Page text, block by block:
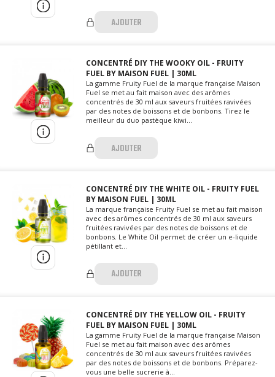
AJOUTER
CONCENTRÉ DIY THE WOOKY OIL - FRUITY
FUEL BY MAISON FUEL | 30ML
La gamme Fruity Fuel de la marque française Maison
Fuel se met au fait maison avec des arômes
concentrés de 30 ml aux saveurs fruitées ravivées
par des notes de boissons et de bonbons. Tirez le
meilleur du duo pastèque kiwi...
AJOUTER
CONCENTRÉ DIY THE WHITE OIL - FRUITY FUEL
BY MAISON FUEL | 30ML
La marque française Fruity Fuel se met au fait maison
avec des arômes concentrés de 30 ml aux saveurs
fruitées ravivées par des notes de boissons et de
bonbons. Le White Oil permet de créer un e-liquide
pétillant et...
AJOUTER
CONCENTRÉ DIY THE YELLOW OIL - FRUITY
FUEL BY MAISON FUEL | 30ML
La gamme Fruity Fuel de la marque française Maison
Fuel se met au fait maison avec des arômes
concentrés de 30 ml aux saveurs fruitées ravivées
par des notes de boissons et de bonbons. Préparez-
vous une belle sucrerie à...